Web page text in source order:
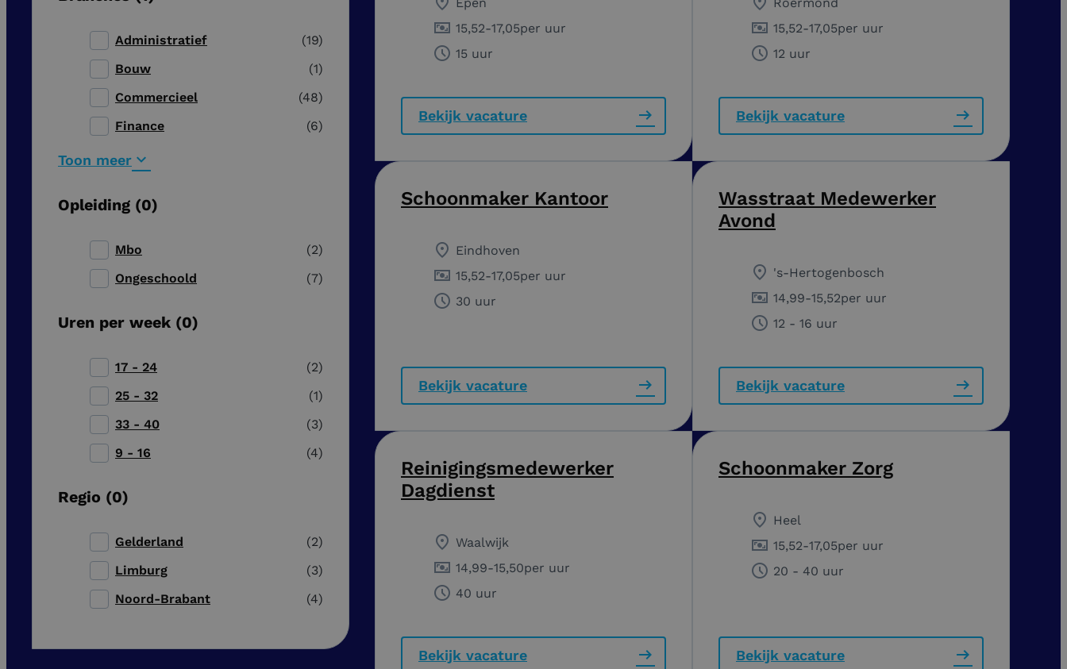
Administratief
19
Bouw
1
Commercieel
48
Finance
6
Toon meer
Opleiding 0
Mbo
2
Ongeschoold
7
Uren per week 0
17 - 24
2
25 - 32
1
33 - 40
3
9 - 16
4
Regio 0
Gelderland
2
Limburg
3
Noord-Brabant
4
15,52-17,05per uur
15 uur
Bekijk vacature
15,52-17,05per uur
12 uur
Bekijk vacature
Schoonmaker Kantoor
Eindhoven
15,52-17,05per uur
30 uur
Bekijk vacature
Wasstraat Medewerker
Avond
's-Hertogenbosch
14,99-15,52per uur
12 - 16 uur
Bekijk vacature
Reinigingsmedewerker
Dagdienst
Waalwijk
14,99-15,50per uur
40 uur
Bekijk vacature
Schoonmaker Zorg
Heel
15,52-17,05per uur
20 - 40 uur
Bekijk vacature